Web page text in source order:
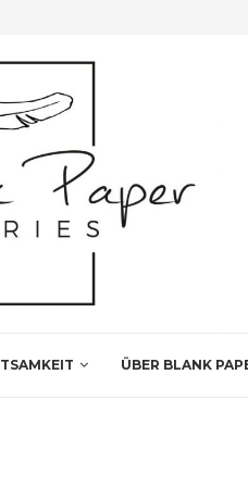
FÜR DEINEN LEIPZIG BESUCH
ÜBER BLANK